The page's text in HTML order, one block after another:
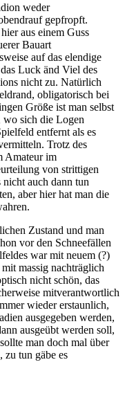
weder
gepfropft.
aus einem Guss
Bauart
auf das elendige
Luck änd Viel des
nicht zu. Natürlich
obligatorisch bei
Größe ist man selbst
wo sich die Logen
entfernt als es
Trotz des
Amateur im
von strittigen
auch dann tun
aber hier hat man die
Zustand und man
vor den Schneefällen
war mit neuem (?)
massig nachträglich
nicht schön, das
mitverantwortlich
wieder erstaunlich,
ausgegeben werden,
ausgeübt werden soll,
man doch mal über
zu tun gäbe es